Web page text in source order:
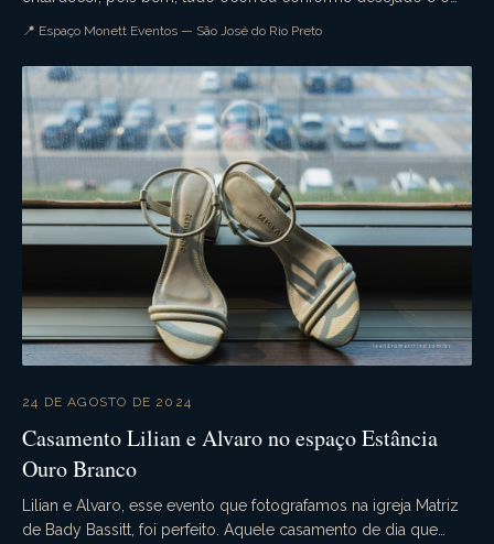
📍 Espaço Monett Eventos — São José do Rio Preto
24 DE AGOSTO DE 2024
Casamento Lilian e Alvaro no espaço Estância
Ouro Branco
Lilian e Alvaro, esse evento que fotografamos na igreja Matriz
de Bady Bassitt, foi perfeito. Aquele casamento de dia que